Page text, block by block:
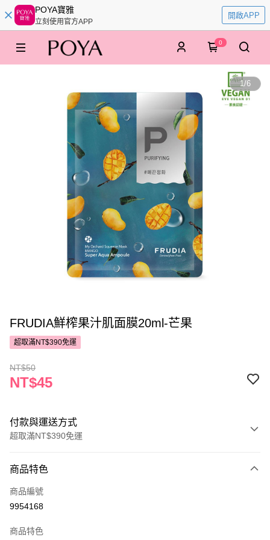
POYA寶雅
立刻使用官方APP
開啟APP
0
1/6
FRUDIA鮮榨果汁肌面膜20ml-芒果
超取滿NT$390免運
NT$50
NT$45
付款與運送方式
超取滿NT$390免運
POYA支付
信用卡一次付款
商品特色
商品編號
9954168
商品特色